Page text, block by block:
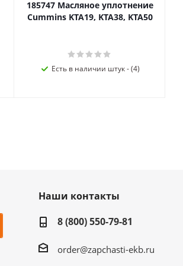
185747 Масляное уплотнение
Cummins KTA19, KTA38, KTA50
Есть в наличии штук - (4)
Наши контакты
8 (800) 550-79-81
order@zapchasti-ekb.ru